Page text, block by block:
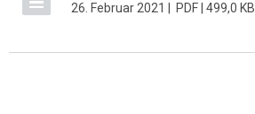
26. Februar 2021 | PDF | 499,0 KB